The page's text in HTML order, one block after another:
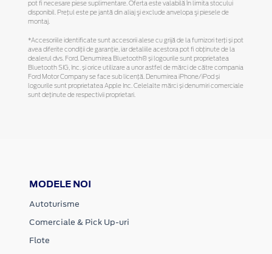
pot fi necesare piese suplimentare. Oferta este valabilă în limita stocului
disponibil. Preţul este pe jantă din aliaj şi exclude anvelopa şi piesele de
montaj.
*Accesoriile identificate sunt accesorii alese cu grijă de la furnizori terți și pot
avea diferite condiții de garanție, iar detaliile acestora pot fi obținute de la
dealerul dvs. Ford. Denumirea Bluetooth® și logourile sunt proprietatea
Bluetooth SIG, Inc. și orice utilizare a unor astfel de mărci de către compania
Ford Motor Company se face sub licență. Denumirea iPhone/iPod și
logourile sunt proprietatea Apple Inc. Celelalte mărci și denumiri comerciale
sunt deținute de respectivii proprietari.
MODELE NOI
Autoturisme
Comerciale & Pick Up-uri
Flote